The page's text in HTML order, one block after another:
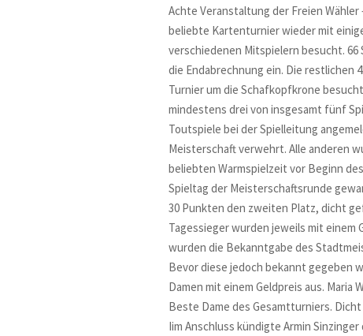
Achte Veranstaltung der Freien Wähler
beliebte Kartenturnier wieder mit
verschiedenen Mitspielern besucht.
die Endabrechnung ein. Die restlichen
Turnier um die Schafkopfkrone
mindestens drei von insgesamt fünf
Toutspiele bei der Spielleitung
Meisterschaft verwehrt. Alle anderen
beliebten Warmspielzeit vor Beginn
Spieltag der Meisterschaftsrunde
30 Punkten den zweiten Platz, dicht
Tagessieger wurden jeweils mit einem
wurden die Bekanntgabe des
Bevor diese jedoch bekannt gegeben
Damen mit einem Geldpreis aus.
Beste Dame des Gesamtturniers.
Iim Anschluss kündigte Armin